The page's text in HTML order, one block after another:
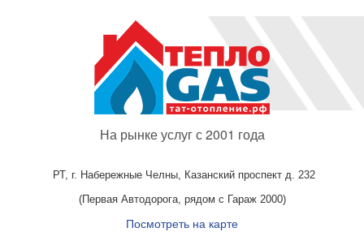
На рынке услуг с 2001 года
РТ, г. Набережные Челны, Казанский проспект д. 232
(Первая Автодорога, рядом с Гараж 2000)
Посмотреть на карте